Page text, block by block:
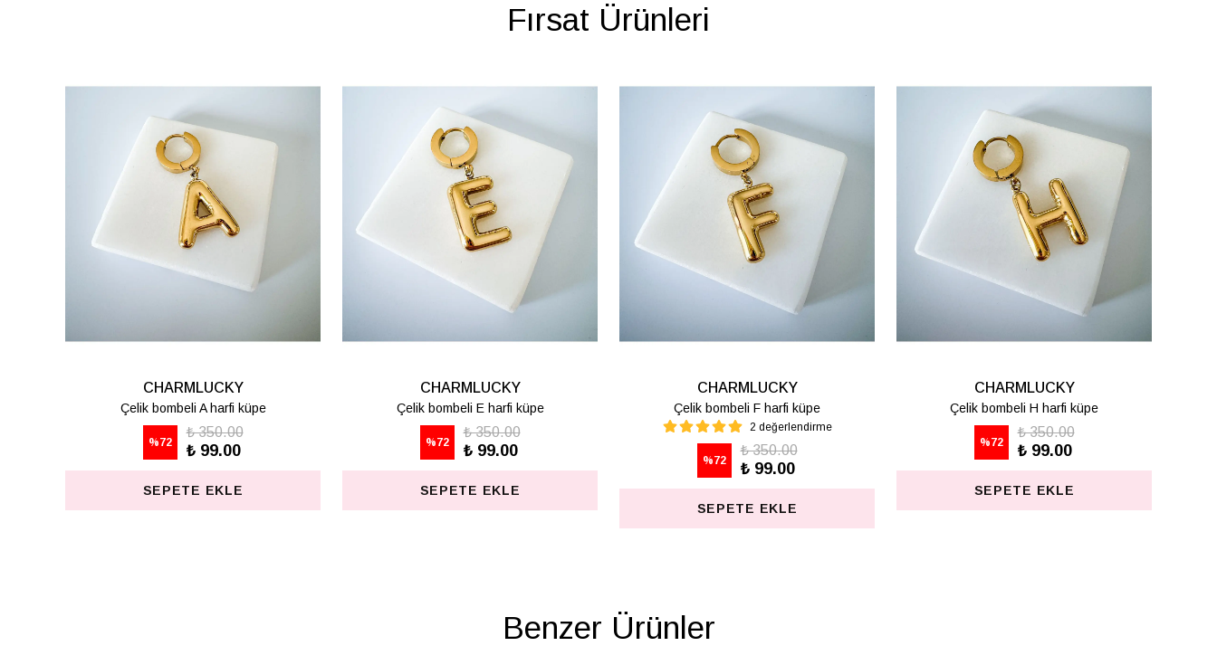
Fırsat Ürünleri
bombeli H harfi küpe Çelik bombeli K harfi küpe Çelik bombeli M harfi lüpe
1 değerlendirme
SEPETE EKLE
Çelik bombeli S harfi küpe
SEPETE EKLE
Benzer Ürünler